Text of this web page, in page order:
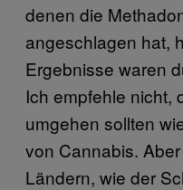
denen die
angeschlagen hat,
Ergebnisse waren
Ich empfehle nicht,
umgehen sollten
von Cannabis.
Ländern, wie der